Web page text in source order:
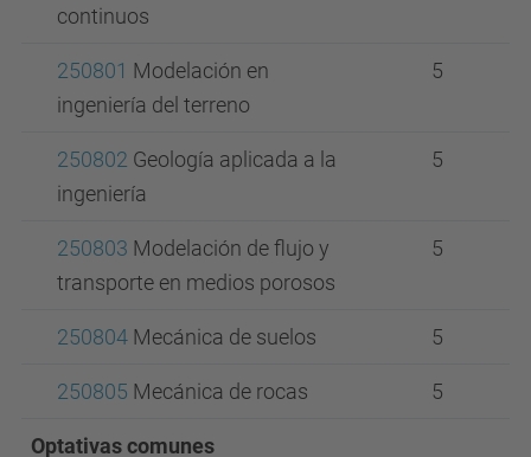
continuos
250801 Modelación en
ingeniería del terreno
5
250802 Geología aplicada a la
ingeniería
5
250803 Modelación de flujo y
transporte en medios porosos
5
250804 Mecánica de suelos 5
250805 Mecánica de rocas 5
Optativas comunes